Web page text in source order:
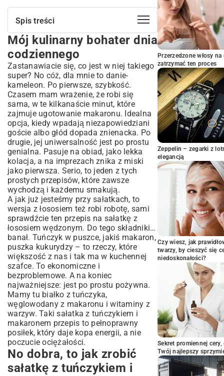
Spis treści
Mój kulinarny bohater dnia codziennego
No dobra, to jak zrobić sałatkę z
tuńczykiem i makaronem? Łapcie
przepis!
Składniki, które musisz mieć:
Przygotowanie krok po kroku:
Zaszalejmy trochę! Wariacje na temat
klasyki
Moje małe triki, żeby sałatka zawsze
wyszła idealna
Na imprezę, do pracy i na później?
Podsumowując, czyli cała prawda o tej
sałatce
Mój kulinarny bohater dnia
codziennego
Zastanawiacie się, co jest w niej takiego
super? No cóż, dla mnie to danie-
kameleon. Po pierwsze, szybkość.
Czasem mam wrażenie, że robi się
sama, w te kilkanaście minut, które
zajmuje ugotowanie makaronu. Idealna
opcja, kiedy wpadają niezapowiedziani
goście albo głód dopada znienacka. Po
drugie, jej uniwersalność jest po prostu
genialna. Pasuje na obiad, jako lekka
kolacja, a na imprezach znika z miski
jako pierwsza. Serio, to jeden z tych
prostych przepisów, które zawsze
wychodzą i każdemu smakują.
A jak już jesteśmy przy sałatkach, to
wersja z łososiem też robi robotę, sami
sprawdźcie ten przepis na sałatkę z
łososiem wędzonym. Do tego składniki…
banał. Tuńczyk w puszce, jakiś makaron,
puszka kukurydzy – to rzeczy, które
większość z nas i tak ma w kuchennej
szafce. To ekonomiczne i
bezproblemowe. A na koniec
najważniejsze: jest po prostu pożywna.
Mamy tu białko z tuńczyka,
węglowodany z makaronu i witaminy z
warzyw. Taki sałatka z tuńczykiem i
makaronem przepis to pełnoprawny
posiłek, który daje kopa energii, a nie
poczucie ociężałości.
No dobra, to jak zrobić
sałatkę z tuńczykiem i
Przerzedzone włosy
zatrzymać ten proces
Zeppelin – zegarki z
elegancją
Czy wiesz, jak
twarzy, by cieszyć się
niedoskonałości?
Sekret promiennej
Twój najlepszy